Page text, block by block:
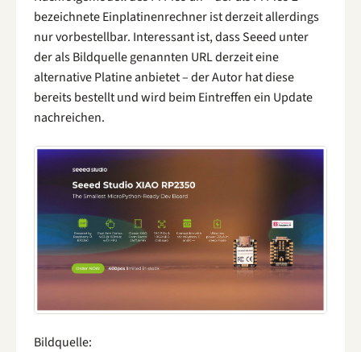
bezeichnete Einplatinenrechner ist derzeit allerdings
nur vorbestellbar. Interessant ist, dass Seeed unter
der als Bildquelle genannten URL derzeit eine
alternative Platine anbietet – der Autor hat diese
bereits bestellt und wird beim Eintreffen ein Update
nachreichen.
Bildquelle: